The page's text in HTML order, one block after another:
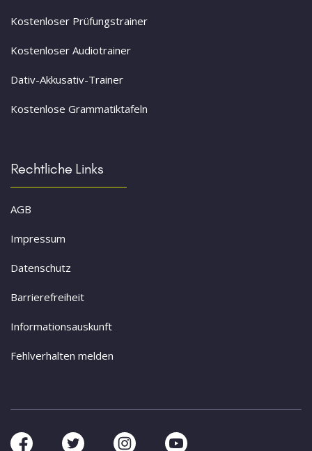
Kostenloser Prüfungstrainer
Kostenloser Audiotrainer
Dativ-Akkusativ-Trainer
Kostenlose Grammatiktafeln
Rechtliche Links
AGB
Impressum
Datenschutz
Barrierefreiheit
Informationsauskunft
Fehlverhalten melden